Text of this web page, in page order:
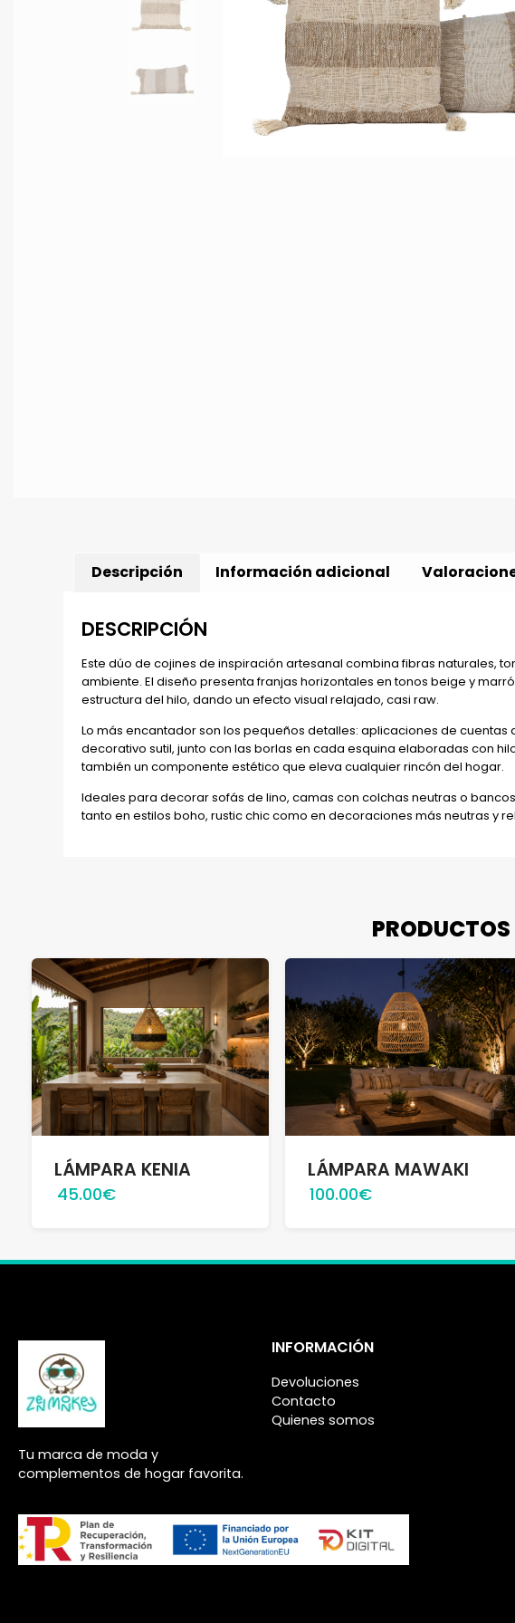
Descripción Información adicional
DESCRIPCIÓN
Este dúo de cojines de inspiración artesanal combina fibras naturales,
ambiente. El diseño presenta franjas horizontales en tonos beige y
estructura del hilo, dando un efecto visual relajado, casi raw.
Lo más encantador son los pequeños detalles: aplicaciones de
decorativo sutil, junto con las borlas en cada esquina elaboradas con
también un componente estético que eleva cualquier rincón del hogar.
Ideales para decorar sofás de lino, camas con colchas neutras o
tanto en estilos boho, rustic chic como en decoraciones más neutras y
LÁMPARA KENIA
45.00€
LÁMPARA MAWAKI
100.00€
Tu marca de moda y
complementos de hogar favorita.
INFORMACIÓN
Devoluciones
Contacto
Quienes somos